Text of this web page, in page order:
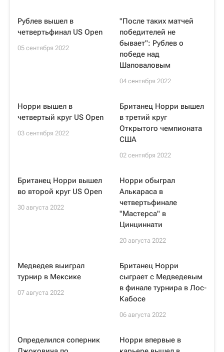
Рублев вышел в
четвертьфинал US Open
05 сентября 2022
"После таких матчей
победителей не
бывает": Рублев о
победе над
Шаповаловым
04 сентября 2022
Норри вышел в
четвертый круг US Open
03 сентября 2022
Британец Норри вышел
в третий круг
Открытого чемпионата
США
02 сентября 2022
Британец Норри вышел
во второй круг US Open
30 августа 2022
Норри обыграл
Алькараса в
четвертьфинале
"Мастерса" в
Цинциннати
20 августа 2022
Медведев выиграл
турнир в Мексике
07 августа 2022
Британец Норри
сыграет с Медведевым
в финале турнира в Лос-
Кабосе
06 августа 2022
Определился соперник
Норри впервые в